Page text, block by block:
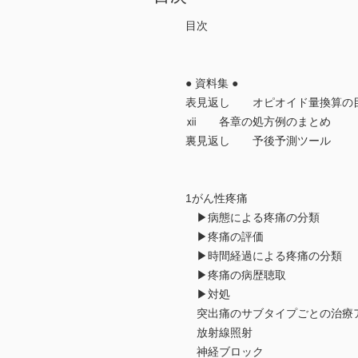
目次
● 資料集 ●
表見返し オピオイド量換算の
ⅻ 各章の処方例のまとめ
裏見返し 予後予測ツール
1がん性疼痛
▶病態による疼痛の分類
▶疼痛の評価
▶時間経過による疼痛の分類
▶疼痛の病歴聴取
▶対処
突出痛のサブタイプごとの治療
放射線照射
神経ブロック